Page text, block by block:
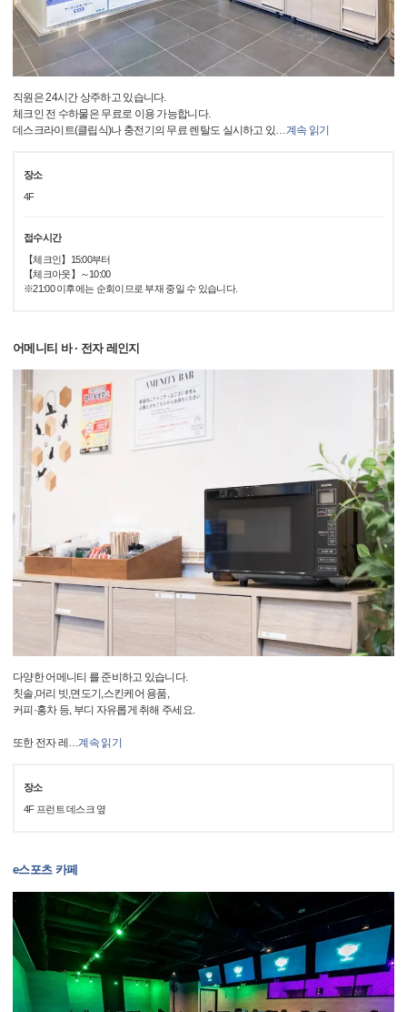
직원은 24시간 상주하고 있습니다.
체크인 전 수하물은 무료로 이용 가능합니다.
데스크라이트(클립식)나 충전기의 무료 렌탈도 실시하고 있…계속 읽기
장소
4F
접수시간
【체크인】15:00부터
【체크아웃】～10:00
※21:00 이후에는 순회이므로 부재 중일 수 있습니다.
어메니티 바 · 전자 레인지
다양한 어메니티 를 준비하고 있습니다.
칫솔,머리 빗,면도기,스킨케어 용품,
커피·홍차 등, 부디 자유롭게 취해 주세요.
또한 전자 레 …계속 읽기
장소
4F 프런트 데스크 옆
e스포츠 카페